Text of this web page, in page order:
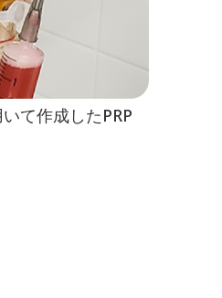
て作成したPRP